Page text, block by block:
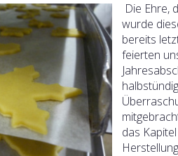
Die Ehre,
wurde
bereits
feierten
das